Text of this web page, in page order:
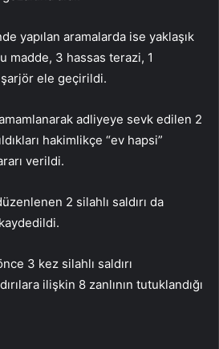
yapılan aramalarda ise yaklaşık
madde, 3 hassas terazi, 1
şarjör ele geçirildi.
adliyeye sevk edilen 2
hakimlikçe “ev hapsi”
verildi.
2 silahlı saldırı da
3 kez silahlı saldırı
ilişkin 8 zanlının tutuklandığı